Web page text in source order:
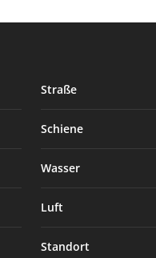
Straße
Schiene
Wasser
Luft
Standort